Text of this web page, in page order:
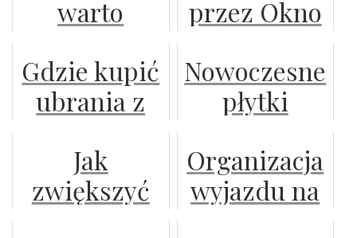
przewodnik
dla waszych
warto
zaprawy
nasienne?
przez Okno
Apartamenty
z
Malowniczym
Widokiem
do
Gdzie kupić
ubrania z
Nowoczesne
płytki
inspirowane
wyglądem
Jak
zwiększyć
Organizacja
wyjazdu na